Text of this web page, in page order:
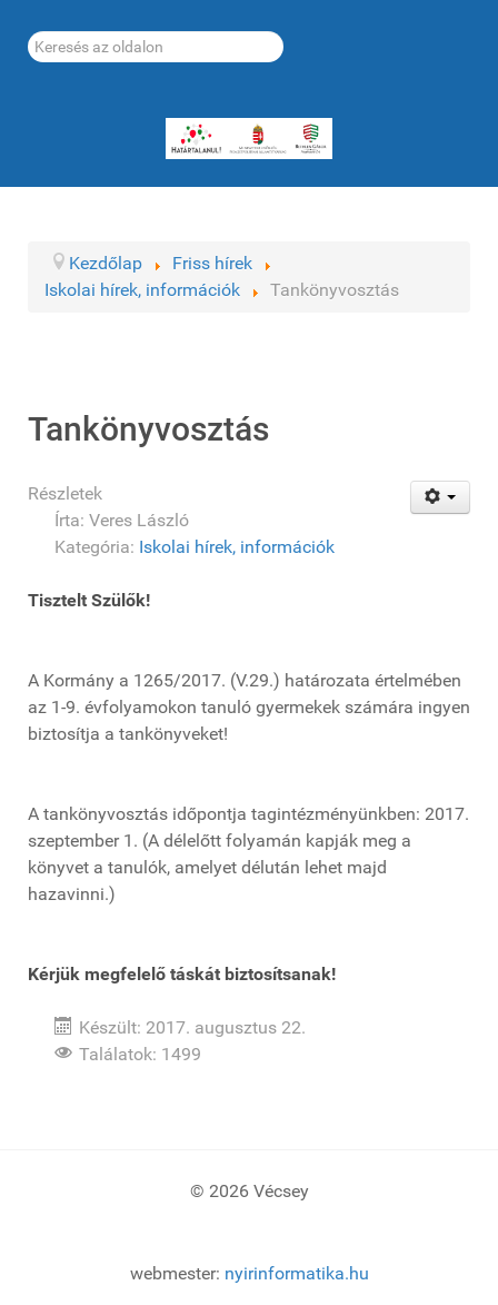
Keresés...
Kezdőlap
Friss hírek
Iskolai hírek, információk
Tankönyvosztás
Tankönyvosztás
Részletek
Írta: Veres László
Kategória: Iskolai hírek, információk
Tisztelt Szülők!
A Kormány a 1265/2017. (V.29.) határozata értelmében
az 1-9. évfolyamokon tanuló gyermekek számára ingyen
biztosítja a tankönyveket!
A tankönyvosztás időpontja tagintézményünkben: 2017.
szeptember 1. (A délelőtt folyamán kapják meg a
könyvet a tanulók, amelyet délután lehet majd
hazavinni.)
Kérjük megfelelő táskát biztosítsanak!
Készült: 2017. augusztus 22.
Találatok: 1499
© 2026 Vécsey
webmester: nyirinformatika.hu